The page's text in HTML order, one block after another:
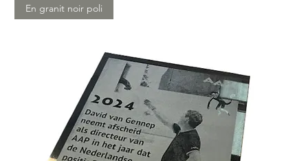
En granit noir poli